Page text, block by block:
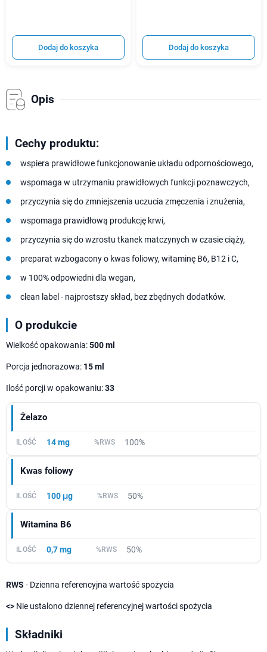
Dodaj do koszyka Dodaj do koszyka
Opis
Cechy produktu:
wspiera prawidłowe funkcjonowanie układu odpornościowego,
wspomaga w utrzymaniu prawidłowych funkcji poznawczych,
przyczynia się do zmniejszenia uczucia zmęczenia i znużenia,
wspomaga prawidłową produkcję krwi,
przyczynia się do wzrostu tkanek matczynych w czasie ciąży,
preparat wzbogacony o kwas foliowy, witaminę B6, B12 i C,
w 100% odpowiedni dla wegan,
clean label - najprostszy skład, bez zbędnych dodatków.
O produkcie
Wielkość opakowania:500 ml
Porcja jednorazowa: 15 ml
Ilość porcji w opakowaniu:33
Żelazo
14 mg 100%
Kwas foliowy
100 μg 50%
Witamina B6
0,7 mg 50%
RWS - Dzienna referencyjna wartość spożycia
<> Nie ustalono dziennej referencyjnej wartości spożycia
Składniki